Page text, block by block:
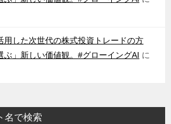
用した次世代の株式投資トレードの方
ぶ」新しい価値観。#グローイングAI に
名で検索